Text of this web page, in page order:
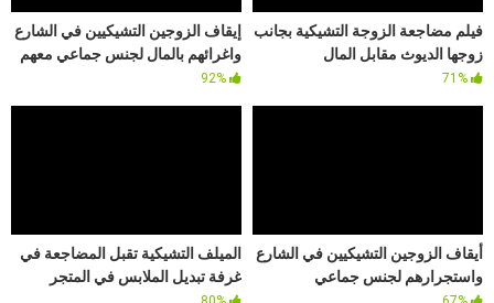
إيقاف الزوجين التشيكيين في الشارع
واغرائهم بالمال لجنس جماعي معهم
فيلم مضاجعة الزوجة التشيكية بجانب
زوجها الديوث مقابل المال
الميلف التشيكية تقبل المضاجعة في
غرفة تبديل الملابس في المتجر
أيقاف الزوجين التشيكيين في الشارع
واستجرارهم لجنس جماعي